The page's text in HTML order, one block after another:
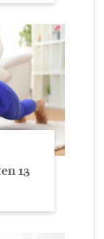
13